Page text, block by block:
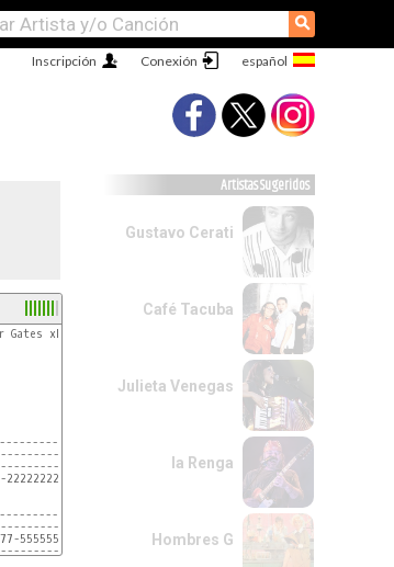
⚲
Conexión
Inscripción
xD
000000000000
55555555-
x2
Artistas Sugeridos
Gustavo Cerati
Café Tacuba
Julieta Venegas
la Renga
Hombres G